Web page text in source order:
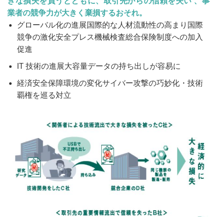
業者の競争力が大きく棄損するおそれ。
グローバル化の進展国際的な人材流動性の高まり国際
競争の激化安全プレス機械検査総合保険制度への加入
促進
IT 技術の進展大容量データの持ち出しが容易に
経済安全保障環境の変化サイバー攻撃の巧妙化・技術
覇権を巡る対立